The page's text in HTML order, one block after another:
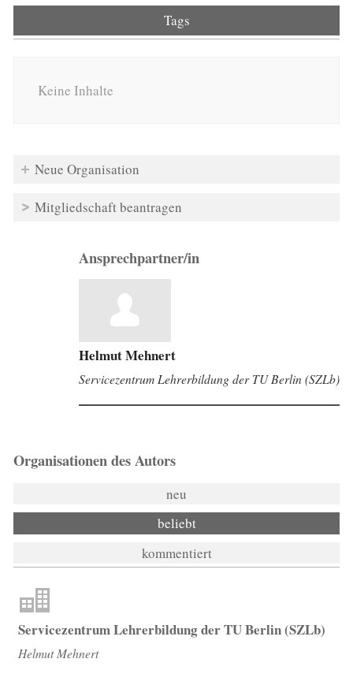
Tags
Keine Inhalte
Neue Organisation
Mitgliedschaft beantragen
Ansprechpartner/in
Helmut Mehnert
Servicezentrum Lehrerbildung der TU Berlin (SZLb)
Organisationen des Autors
neu
beliebt
kommentiert
Servicezentrum Lehrerbildung der TU Berlin (SZLb)
Helmut Mehnert